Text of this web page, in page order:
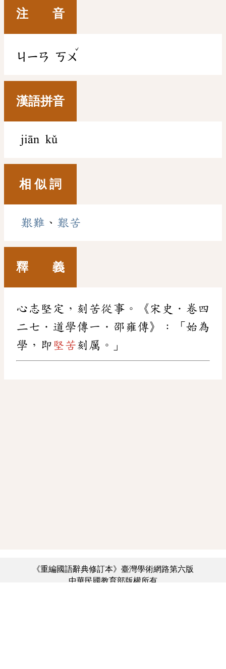
注 音
ㄐㄧㄢ ㄎㄨ
ˇ
漢語拼音
jiān kǔ
相 似 詞
艱難 、 艱苦
釋 義
心志堅定，刻苦從事。《宋史．卷四
二七．道學傳一．邵雍傳》：「始為
學，即 堅苦刻厲。」
《重編國語辭典修訂本》臺灣學術網路第六版
中華民國教育部版權所有